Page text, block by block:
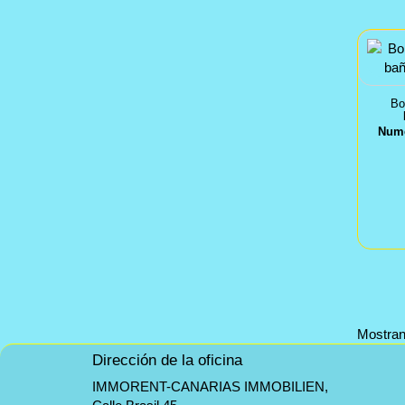
Dirección de la oficina
IMMORENT-CANARIAS IMMOBILIEN,